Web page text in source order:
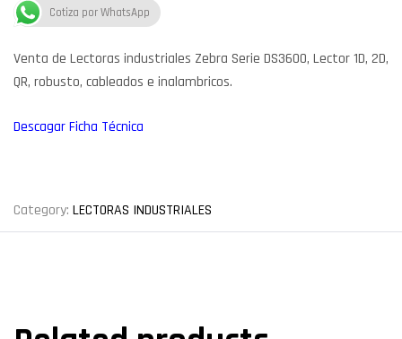
Cotiza por WhatsApp
Venta de Lectoras industriales Zebra Serie DS3600, Lector 1D, 2D,
QR, robusto, cableados e inalambricos.
Descagar Ficha Técnica
Category: LECTORAS INDUSTRIALES